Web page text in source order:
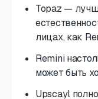
Topaz —
лицах, как
Remini
может быть
Upscayl